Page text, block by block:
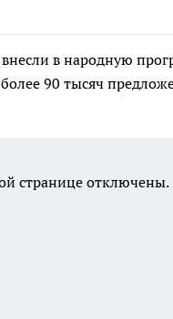
в народную
90 тысяч
странице отключены.